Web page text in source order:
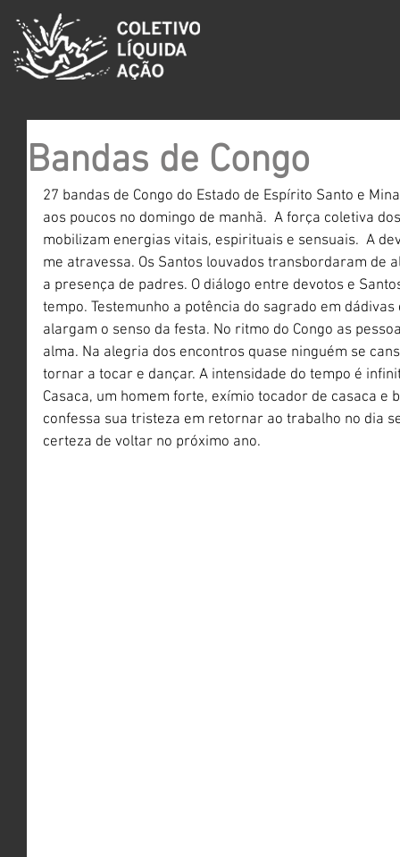
Bandas de Congo
27 bandas de Congo do Estado de Espírito Santo e
aos poucos no domingo de manhã.  A força coletiva
mobilizam energias vitais, espirituais e sensuais.  A
me atravessa. Os Santos louvados transbordaram de
a presença de padres. O diálogo entre devotos e
tempo. Testemunho a potência do sagrado em
alargam o senso da festa. No ritmo do Congo as
alma. Na alegria dos encontros quase ninguém se
tornar a tocar e dançar. A intensidade do tempo é
Casaca, um homem forte, exímio tocador de casaca e
confessa sua tristeza em retornar ao trabalho no dia
certeza de voltar no próximo ano.